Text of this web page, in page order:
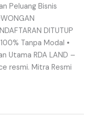
Peluang Bisnis
DITUTUP
Tanpa Modal •
Utama RDA LAND –
resmi. Mitra Resmi